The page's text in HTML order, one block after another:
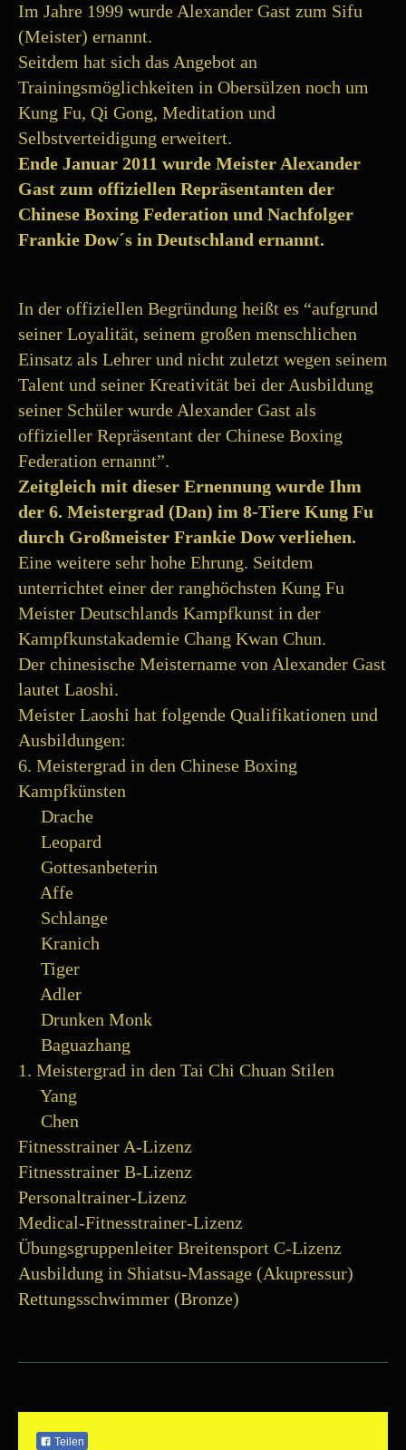
Im Jahre 1999 wurde Alexander Gast zum Sifu
(Meister) ernannt.
Seitdem hat sich das Angebot an
Trainingsmöglichkeiten in Obersülzen noch um
Kung Fu, Qi Gong, Meditation und
Selbstverteidigung erweitert.
Ende Januar 2011 wurde Meister Alexander
Gast zum offiziellen Repräsentanten der
Chinese Boxing Federation und Nachfolger
Frankie Dow´s in Deutschland ernannt.
In der offiziellen Begründung heißt es “aufgrund
seiner Loyalität, seinem großen menschlichen
Einsatz als Lehrer und nicht zuletzt wegen seinem
Talent und seiner Kreativität bei der Ausbildung
seiner Schüler wurde Alexander Gast als
offizieller Repräsentant der Chinese Boxing
Federation ernannt”.
Zeitgleich mit dieser Ernennung wurde Ihm
der 6. Meistergrad (Dan) im 8-Tiere Kung Fu
durch Großmeister Frankie Dow verliehen.
Eine weitere sehr hohe Ehrung. Seitdem
unterrichtet einer der ranghöchsten Kung Fu
Meister Deutschlands Kampfkunst in der
Kampfkunstakademie Chang Kwan Chun.
Der chinesische Meistername von Alexander Gast
lautet Laoshi.
Meister Laoshi hat folgende Qualifikationen und
Ausbildungen:
6. Meistergrad in den Chinese Boxing
Kampfkünsten
Drache
Leopard
Gottesanbeterin
Affe
Schlange
Kranich
Tiger
Adler
Drunken Monk
Baguazhang
1. Meistergrad in den Tai Chi Chuan Stilen
Yang
Chen
Fitnesstrainer A-Lizenz
Fitnesstrainer B-Lizenz
Personaltrainer-Lizenz
Medical-Fitnesstrainer-Lizenz
Übungsgruppenleiter Breitensport C-Lizenz
Ausbildung in Shiatsu-Massage (Akupressur)
Rettungsschwimmer (Bronze)
Teilen